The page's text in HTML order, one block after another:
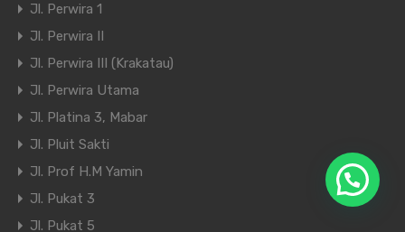
Jl. Perwira 1
Jl. Perwira II
Jl. Perwira III (Krakatau)
Jl. Perwira Utama
Jl. Platina 3, Mabar
Jl. Pluit Sakti
Jl. Prof H.M Yamin
Jl. Pukat 3
Jl. Pukat 5